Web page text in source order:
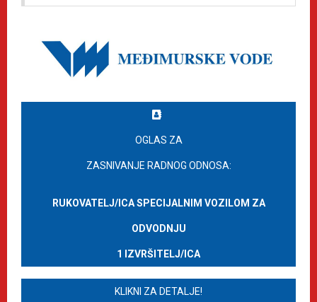
OGLAS ZA
ZASNIVANJE RADNOG ODNOSA:
RUKOVATELJ/ICA SPECIJALNIM VOZILOM ZA
ODVODNJU
1 IZVRŠITELJ/ICA
KLIKNI ZA DETALJE!